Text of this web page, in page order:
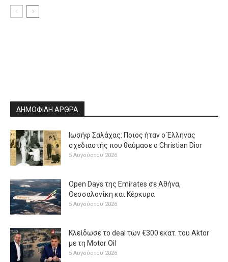
ΔΗΜΟΦΙΛΗ ΑΡΘΡΑ
Ιωσήφ Σαλάχας: Ποιος ήταν ο Έλληνας
σχεδιαστής που θαύμασε ο Christian Dior
5 Αυγούστου 2026
Open Days της Emirates σε Αθήνα,
Θεσσαλονίκη και Κέρκυρα
5 Αυγούστου 2026
Κλείδωσε το deal των €300 εκατ. του Aktor
με τη Μotor Oil
5 Αυγούστου 2026